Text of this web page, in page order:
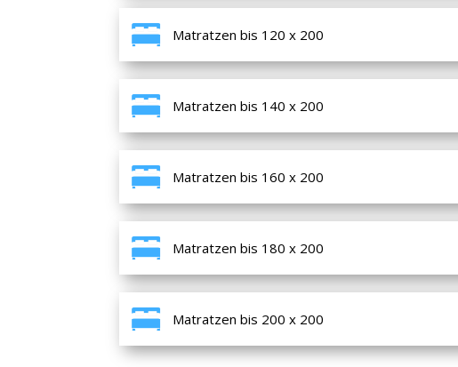
Matratzen bis 120 x 200
Matratzen bis 140 x 200
Matratzen bis 160 x 200
Matratzen bis 180 x 200
Matratzen bis 200 x 200